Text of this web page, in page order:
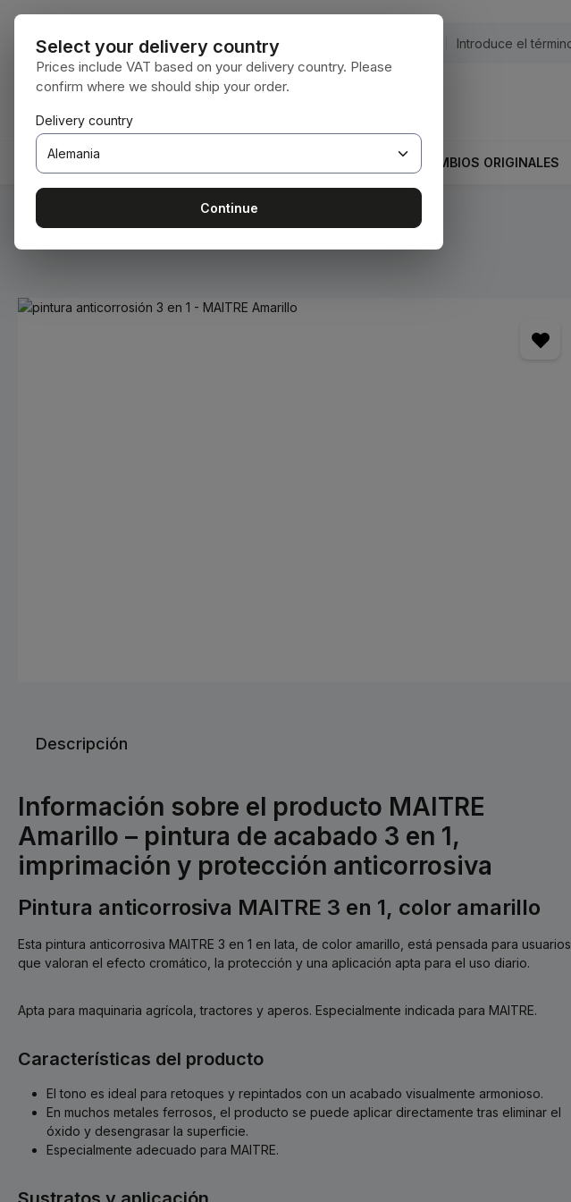
al contenido principal
Saltar a la búsqueda
Saltar a la navegación principal
INICIO RECAMBIOS ORIGINALES
Estás aquí:
Omitir galería de imágenes
Descripción
Información sobre el producto MAITRE
Amarillo – pintura de acabado 3 en 1,
imprimación y protección anticorrosiva
Pintura anticorrosiva MAITRE 3 en 1, color amarillo
Esta pintura anticorrosiva MAITRE 3 en 1 en lata, de color amarillo, está pensada para usuarios
que valoran el efecto cromático, la protección y una aplicación apta para el uso diario.
Apta para maquinaria agrícola, tractores y aperos. Especialmente indicada para MAITRE.
Características del producto
El tono es ideal para retoques y repintados con un acabado visualmente armonioso.
En muchos metales ferrosos, el producto se puede aplicar directamente tras eliminar el
óxido y desengrasar la superficie.
Especialmente adecuado para MAITRE.
Select your delivery country
Prices include VAT based on your delivery country. Please
confirm where we should ship your order.
Delivery country
Continue